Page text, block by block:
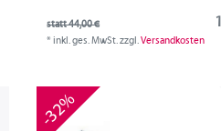
statt 44,00 €
*inkl. ges. MwSt.zzgl.Versandkosten
-32%